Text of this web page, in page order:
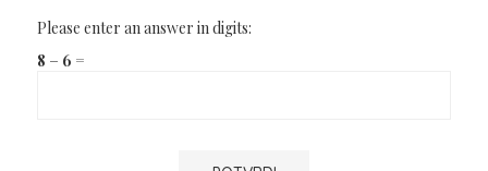
Please enter an answer in digits:
8 − 6 =